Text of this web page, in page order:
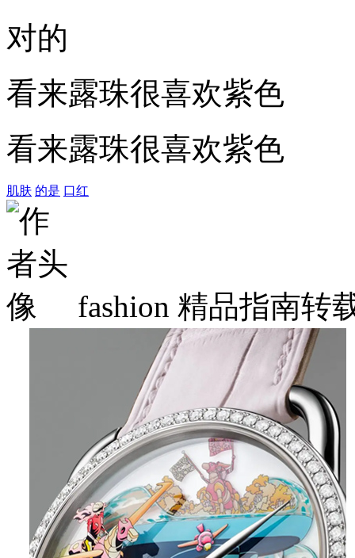
对的
看来露珠很喜欢紫色
看来露珠很喜欢紫色
肌肤 的是 口红
fashion 精品指南转